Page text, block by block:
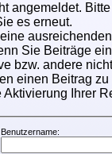
angemeldet.
es erneut.
Sie Beiträge
bzw. andere
einen Beitrag
Aktivierung Ihrer
Benutzername: